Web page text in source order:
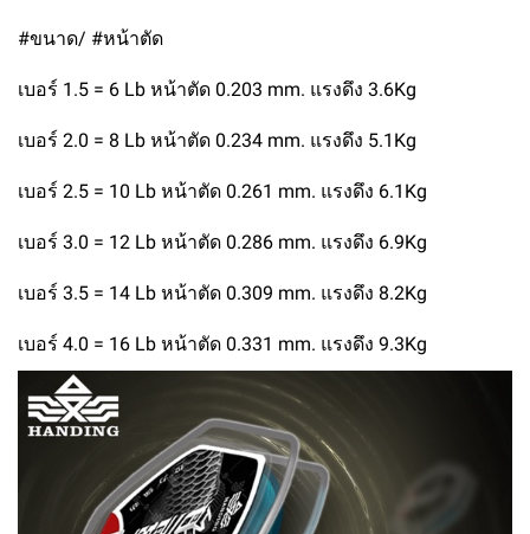
#ขนาด/ #หน้าตัด
เบอร์ 1.5 = 6 Lb หน้าตัด 0.203 mm. แรงดึง 3.6Kg
เบอร์ 2.0 = 8 Lb หน้าตัด 0.234 mm. แรงดึง 5.1Kg
เบอร์ 2.5 = 10 Lb หน้าตัด 0.261 mm. แรงดึง 6.1Kg
เบอร์ 3.0 = 12 Lb หน้าตัด 0.286 mm. แรงดึง 6.9Kg
เบอร์ 3.5 = 14 Lb หน้าตัด 0.309 mm. แรงดึง 8.2Kg
เบอร์ 4.0 = 16 Lb หน้าตัด 0.331 mm. แรงดึง 9.3Kg